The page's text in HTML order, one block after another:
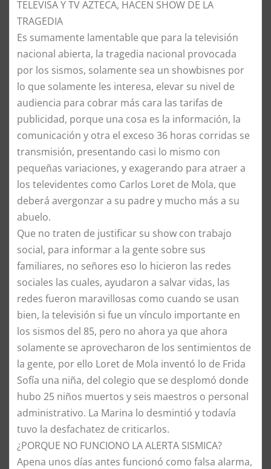
TELEVISA Y TV AZTECA, HACEN SHOW DE LA
TRAGEDIA
Es sumamente lamentable que para la televisión
nacional abierta, la tragedia nacional provocada
por los sismos, solamente sea un showbisnes por
lo que solamente les interesa, elevar su nivel de
audiencia para cobrar más cara las tarifas de
publicidad, porque una cosa es la información, la
comunicación y otra el exceso 36 horas corridas se
transmisión, presentando casi lo mismo con
pequeñas variaciones, y exagerando para atraer a
los televidentes como Carlos Loret de Mola, que
deberá avergonzar a su padre y mucho más a su
abuelo.
Que no traten de justificar su show con trabajo
social, para informar a la gente sobre sus
familiares, no señores eso lo hicieron las redes
sociales las cuales, ayudaron a salvar vidas, las
redes fueron maravillosas como cuando se usan
bien, la televisión si fue un vínculo importante en
los sismos del 85, pero no ahora ya que ahora
solamente se aprovecharon de los sentimientos de
la gente, por ello Loret de Mola inventó lo de Frida
Sofía una niña, del colegio que se desplomó donde
hubo 25 niños muertos y seis maestros o personal
administrativo. La Marina lo desmintió y todavía
tuvo la desfachatez de criticarlos.
​¿PORQUE NO FUNCIONO LA ALERTA SISMICA?
Apena unos días antes funcionó como falsa alarma,